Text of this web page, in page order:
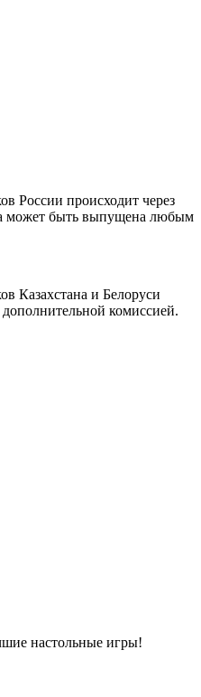
России происходит через
может быть выпущена любым
Казахстана и Белоруси
комиссией.
настольные игры!